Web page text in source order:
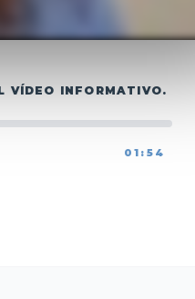
VÍDEO INFORMATIVO.
01:53